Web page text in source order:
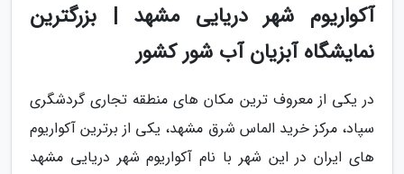
آکواریوم شهر دریایی مشهد | بزرگترین
نمایشگاه آبزیان آب شور کشور
در یکی از معروف ترین مکان های منطقه تجاری گردشگری
سپاد، مرکز خرید الماس شرق مشهد، یکی از برترین آکواریوم
های ایران در این شهر با نام آکواریوم شهر دریایی مشهد